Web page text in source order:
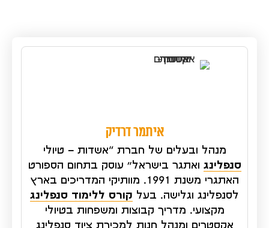
איתמר דרדיק
מנהל ובעלים של חברת “אשדות – טיולי
סנפלינג ואתגר בישראל” עוסק בתחום הספורט
האתגרי משנת 1991. מוותיקי המדריכים בארץ
לסנפלינג וגלישה. בעל קורס ללימוד סנפלינג
מקצועי. מדריך קבוצות ומשפחות בטיולי
אקסטרים ומנהל חנות למכירת ציוד סנפלינג